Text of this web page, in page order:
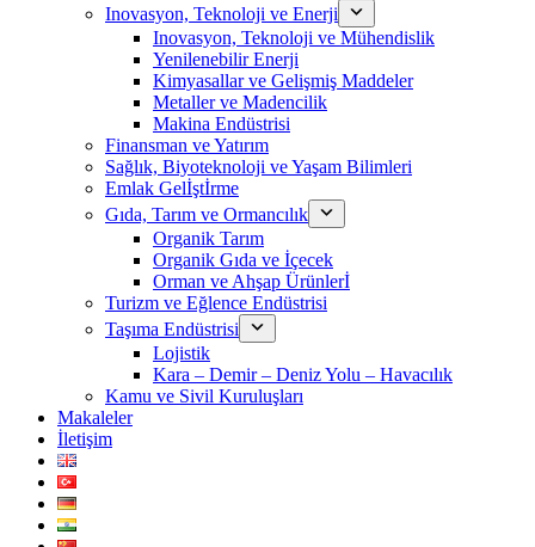
Inovasyon, Teknoloji ve Enerji
Inovasyon, Teknoloji ve Mühendislik
Yenilenebilir Enerji
Kimyasallar ve Gelişmiş Maddeler
Metaller ve Madencilik
Makina Endüstrisi
Finansman ve Yatırım
Sağlık, Biyoteknoloji ve Yaşam Bilimleri
Emlak Gelİştİrme
Gıda, Tarım ve Ormancılık
Organik Tarım
Organik Gıda ve İçecek
Orman ve Ahşap Ürünlerİ
Turizm ve Eğlence Endüstrisi
Taşıma Endüstrisi
Lojistik
Kara – Demir – Deniz Yolu – Havacılık
Kamu ve Sivil Kuruluşları
Makaleler
İletişim